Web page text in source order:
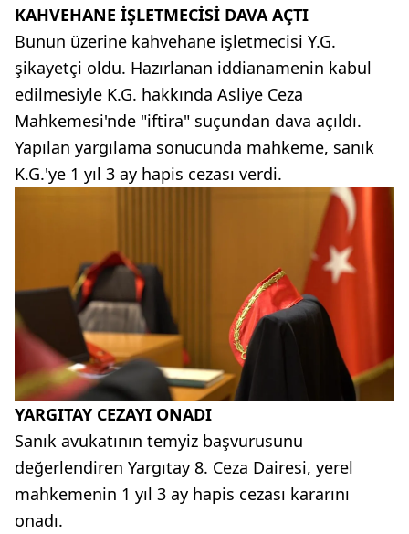
KAHVEHANE İŞLETMECİSİ DAVA AÇTI
Bunun üzerine kahvehane işletmecisi Y.G.
şikayetçi oldu. Hazırlanan iddianamenin kabul
edilmesiyle K.G. hakkında Asliye Ceza
Mahkemesi'nde "iftira" suçundan dava açıldı.
Yapılan yargılama sonucunda mahkeme, sanık
K.G.'ye 1 yıl 3 ay hapis cezası verdi.
YARGITAY CEZAYI ONADI
Sanık avukatının temyiz başvurusunu
değerlendiren Yargıtay 8. Ceza Dairesi, yerel
mahkemenin 1 yıl 3 ay hapis cezası kararını
onadı.